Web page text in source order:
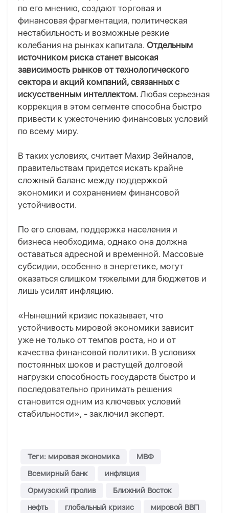
по его мнению, создают торговая и
финансовая фрагментация, политическая
нестабильность и возможные резкие
колебания на рынках капитала. Отдельным
источником риска станет высокая
зависимость рынков от технологического
сектора и акций компаний, связанных с
искусственным интеллектом. Любая серьезная
коррекция в этом сегменте способна быстро
привести к ужесточению финансовых условий
по всему миру.
В таких условиях, считает Махир Зейналов,
правительствам придется искать крайне
сложный баланс между поддержкой
экономики и сохранением финансовой
устойчивости.
По его словам, поддержка населения и
бизнеса необходима, однако она должна
оставаться адресной и временной. Массовые
субсидии, особенно в энергетике, могут
оказаться слишком тяжелыми для бюджетов и
лишь усилят инфляцию.
«Нынешний кризис показывает, что
устойчивость мировой экономики зависит
уже не только от темпов роста, но и от
качества финансовой политики. В условиях
постоянных шоков и растущей долговой
нагрузки способность государств быстро и
последовательно принимать решения
становится одним из ключевых условий
стабильности», - заключил эксперт.
Теги: мировая экономика
МВФ
Всемирный банк
инфляция
Ормузский пролив
Ближний Восток
нефть
глобальный кризис
мировой ВВП